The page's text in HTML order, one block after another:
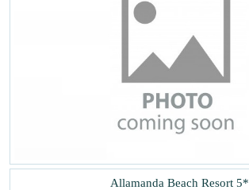
Allamanda Beach Resort 5*